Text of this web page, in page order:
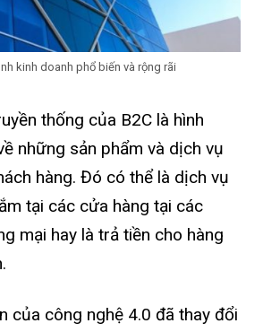
kinh doanh phổ biến và rộng rãi
thống của B2C là hình
những sản phẩm và dịch vụ
hàng. Đó có thể là dịch vụ
tại các cửa hàng tại các
mại hay là trả tiền cho hàng
của công nghệ 4.0 đã thay đổi